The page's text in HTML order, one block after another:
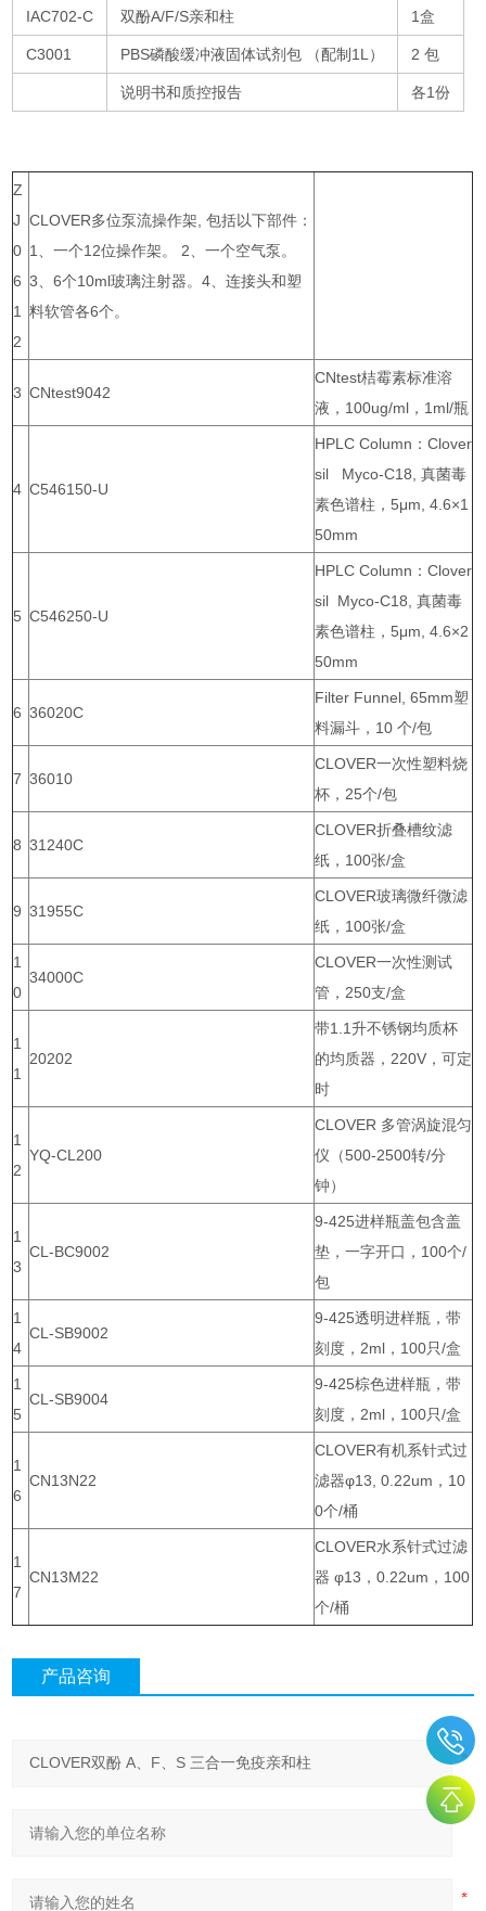
IAC702-C 双酚A/F/S亲和柱 1盒
C3001 PBS磷酸缓冲液固体试剂包 （配制1L） 2 包
说明书和质控报告 各1份
Z
J
0
6
1
2
CLOVER多位泵流操作架, 包括以下部件：
1、一个12位操作架。 2、一个空气泵。
3、6个10ml玻璃注射器。4、连接头和塑
料软管各6个。
3 CNtest9042
CNtest桔霉素标准溶
液，100ug/ml，1ml/瓶
4 C546150-U
HPLC Column：Clover
sil Myco-C18, 真菌毒
素色谱柱，5μm, 4.6×1
50mm
5 C546250-U
HPLC Column：Clover
sil Myco-C18, 真菌毒
素色谱柱，5μm, 4.6×2
50mm
6 36020C
Filter Funnel, 65mm塑
料漏斗，10 个/包
7 36010
CLOVER一次性塑料烧
杯，25个/包
8 31240C
CLOVER折叠槽纹滤
纸，100张/盒
9 31955C
CLOVER玻璃微纤微滤
纸，100张/盒
1
0
34000C
CLOVER一次性测试
管，250支/盒
1
1
20202
带1.1升不锈钢均质杯
的均质器，220V，可定
时
1
2
YQ-CL200
CLOVER 多管涡旋混匀
仪（500-2500转/分
钟）
1
3
CL-BC9002
9-425进样瓶盖包含盖
垫，一字开口，100个/
包
1
4
CL-SB9002
9-425透明进样瓶，带
刻度，2ml，100只/盒
1
5
CL-SB9004
9-425棕色进样瓶，带
刻度，2ml，100只/盒
1
6
CN13N22
CLOVER有机系针式过
滤器φ13, 0.22um，10
0个/桶
1
7
CN13M22
CLOVER水系针式过滤
器 φ13，0.22um，100
个/桶
产品咨询